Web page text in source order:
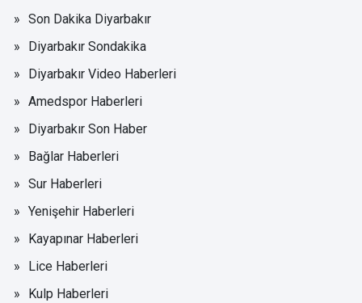
Son Dakika Diyarbakır
Diyarbakır Sondakika
Diyarbakır Video Haberleri
Amedspor Haberleri
Diyarbakır Son Haber
Bağlar Haberleri
Sur Haberleri
Yenişehir Haberleri
Kayapınar Haberleri
Lice Haberleri
Kulp Haberleri